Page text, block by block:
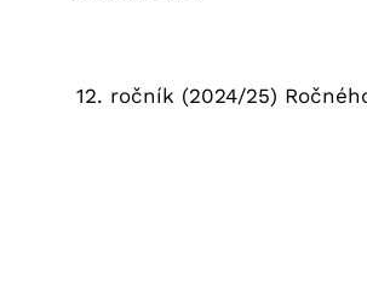
12. ročník (2024/25)